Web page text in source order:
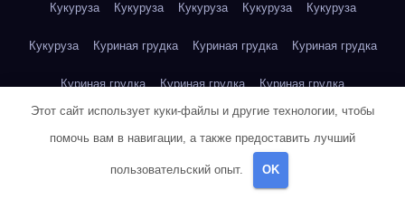
Кукуруза Кукуруза Кукуруза Кукуруза Кукуруза
Кукуруза Куриная грудка Куриная грудка Куриная грудка
Куриная грудка Куриная грудка Куриная грудка
Куриная грудка Куриная грудка
Этот сайт использует куки-файлы и другие технологии, чтобы
помочь вам в навигации, а также предоставить лучший
пользовательский опыт. OK